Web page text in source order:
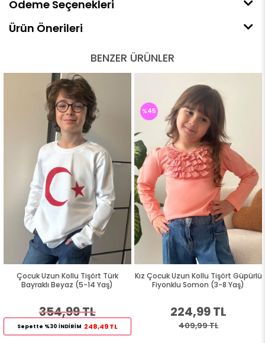
Ödeme Seçenekleri
Ürün Önerileri
BENZER ÜRÜNLER
Çocuk Uzun Kollu Tişört Türk
Bayraklı Beyaz (5-14 Yaş)
354,99 TL
Sepette %30 İNDİRİM 248,49 TL
Kız Çocuk Uzun Kollu Tişört Güpürlü
Fiyonklu Somon (3-8 Yaş)
224,99 TL
409,99 TL
%45